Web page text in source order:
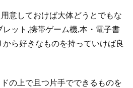
意しておけば大体どうとでもな
レット,携帯ゲーム機,本・電子書
ら好きなものを持っていけば良
の上で且つ片手でできるものを